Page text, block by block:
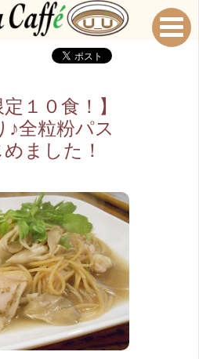
定１０食！】
♪全粒粉パス
ました！